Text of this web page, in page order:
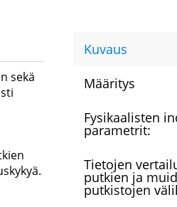
Kuvaus
Määritys
Fysikaalisten
parametrit:
Tietojen
putkien ja
putkistojen
sekä